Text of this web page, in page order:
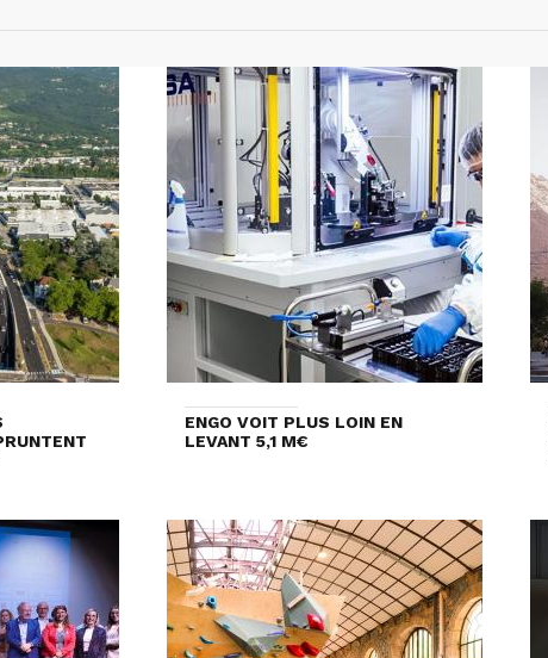
ENGO VOIT PLUS LOIN EN
LEVANT 5,1 M€